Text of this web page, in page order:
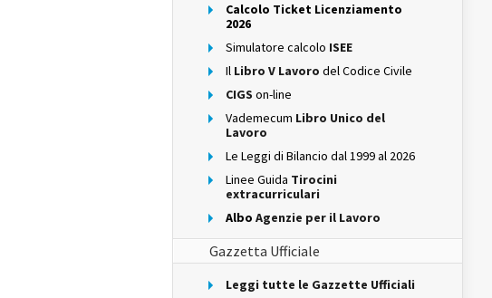
Calcolo Ticket Licenziamento
2026
Simulatore calcolo ISEE
Il Libro V Lavoro del Codice Civile
CIGS on-line
Vademecum Libro Unico del
Lavoro
Le Leggi di Bilancio dal 1999 al 2026
Linee Guida Tirocini
extracurriculari
Albo Agenzie per il Lavoro
Gazzetta Ufficiale
Leggi tutte le Gazzette Ufficiali